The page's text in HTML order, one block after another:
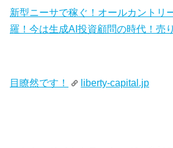
新型ニーサで稼ぐ！オールカントリ
羅！今は生成AI投資顧問の時代！売
目瞭然です！ liberty-capital.jp